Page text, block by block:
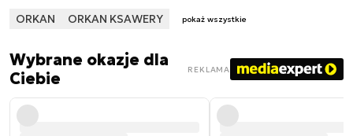
ORKAN ORKAN KSAWERY pokaż wszystkie
Wybrane okazje dla
Ciebie
REKLAMA